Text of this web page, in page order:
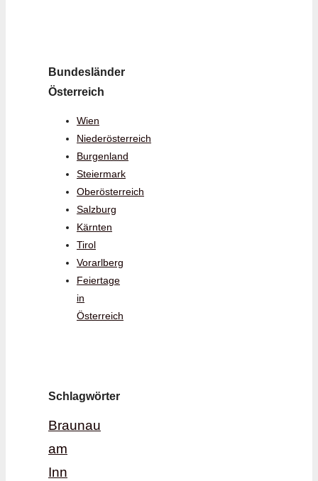
Bundesländer
Österreich
Wien
Niederösterreich
Burgenland
Steiermark
Oberösterreich
Salzburg
Kärnten
Tirol
Vorarlberg
Feiertage
in
Österreich
Schlagwörter
Braunau
am
Inn